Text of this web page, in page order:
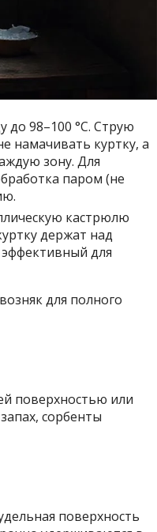
до 98–100 °C. Струю
намачивать куртку, а
зону. Для
паром (не
кастрюлю
держат над
для
для полного
поверхностью или
сорбенты
поверхность